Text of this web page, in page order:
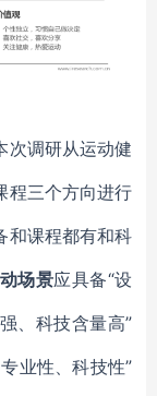
次调研从运动健
程三个方向进行
和课程都有和科
场景应具备“设
、科技含量高”
业性、科技性”